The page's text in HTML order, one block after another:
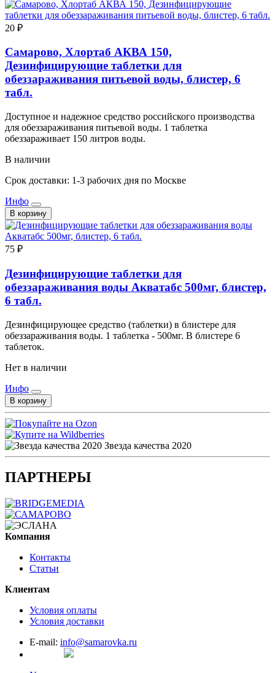
20 ₽
Самарово, Хлортаб АКВА 150,
Дезинфицирующие таблетки для
обеззараживания питьевой воды, блистер, 6
табл.
Доступное и надежное средство российского производства
для обеззараживания питьевой воды. 1 таблетка
обеззараживает 150 литров воды.
В наличии
Срок доставки: 1-3 рабочих дня по Москве
Инфо
В корзину
75 ₽
Дезинфицирующие таблетки для
обеззараживания воды Акватабс 500мг, блистер,
6 табл.
Дезинфицирующее средство (таблетки) в блистере для
обеззараживания воды. 1 таблетка - 500мг. В блистере 6
таблеток.
Нет в наличии
Инфо
В корзину
Звезда качества 2020
ПАРТНЕРЫ
Компания
Контакты
Статьи
Клиентам
Условия оплаты
Условия доставки
E-mail: info@samarovka.ru